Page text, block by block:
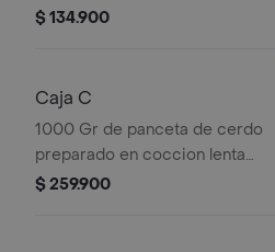
acompañada de pan bao, cebolla
$ 134.900
Caja C
1000 Gr de panceta de cerdo
preparado en coccion lenta
acompañada de pan bao, cebolla
$ 259.900